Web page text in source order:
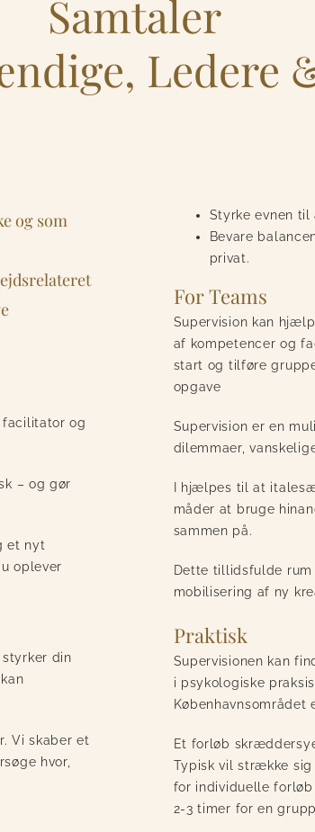
Samtaler
Ledere
og som
facilitator og
– og gør
et nyt
oplever
din
Vi skaber et
hvor,
Styrke evnen
Bevare
privat.
For Teams
Supervision kan
af kompetencer og
start og tilføre
opgave
Supervision er en
dilemmaer,
I hjælpes til at
måder at bruge
sammen på.
Dette tillidsfulde
mobilisering af ny
Praktisk
Supervisionen kan
i psykologiske
Københavnsområdet
Et forløb
Typisk vil strække
for individuelle forløb
2-3 timer for en